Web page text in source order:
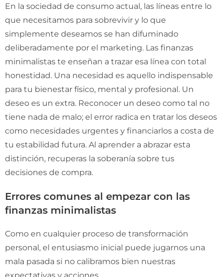
En la sociedad de consumo actual, las líneas entre lo
que necesitamos para sobrevivir y lo que
simplemente deseamos se han difuminado
deliberadamente por el marketing. Las finanzas
minimalistas te enseñan a trazar esa línea con total
honestidad. Una necesidad es aquello indispensable
para tu bienestar físico, mental y profesional. Un
deseo es un extra. Reconocer un deseo como tal no
tiene nada de malo; el error radica en tratar los deseos
como necesidades urgentes y financiarlos a costa de
tu estabilidad futura. Al aprender a abrazar esta
distinción, recuperas la soberanía sobre tus
decisiones de compra.
Errores comunes al empezar con las
finanzas minimalistas
Como en cualquier proceso de transformación
personal, el entusiasmo inicial puede jugarnos una
mala pasada si no calibramos bien nuestras